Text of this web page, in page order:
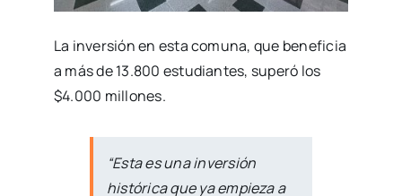
La inversión en esta comuna, que beneficia
a más de 13.800 estudiantes, superó los
$4.000 millones.
“Esta es una inversión
histórica que ya empieza a